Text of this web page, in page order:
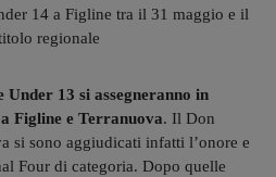
14 a Figline tra il 31 maggio e il
regionale
13 si assegneranno in
Figline e Terranuova. Il Don
si sono aggiudicati infatti l’onore e
Four di categoria. Dopo quelle